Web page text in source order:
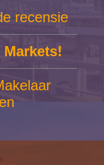
recensie
Markets!